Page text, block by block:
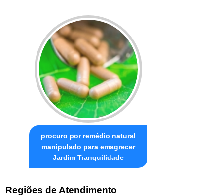
procuro por remédio natural
manipulado para emagrecer
Jardim Tranquilidade
Regiões de Atendimento